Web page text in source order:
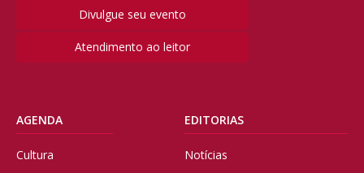
Divulgue seu evento
Atendimento ao leitor
AGENDA
Cultura
EDITORIAS
Notícias